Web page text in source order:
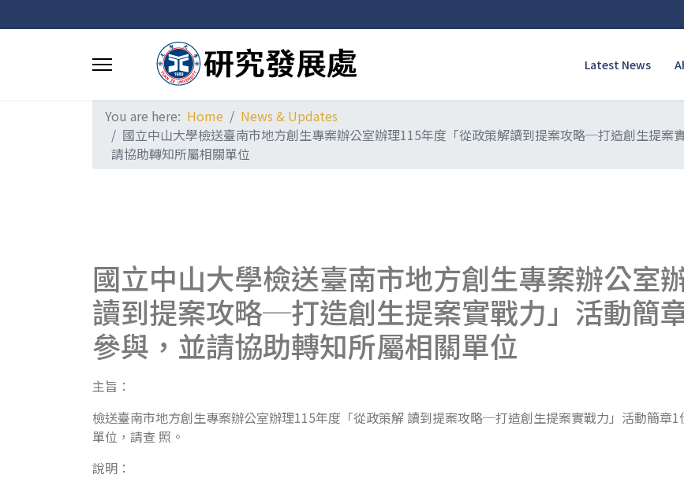
Latest News
You are here: Home
News & Updates
國立中山大學檢送臺南市地方創生專案辦公室辦理115年度「從政策解讀到提案攻略─打造創生提案
請協助轉知所屬相關單位
國立中山大學檢送臺南市地方創生專案辦公室
讀到提案攻略─打造創生提案實戰力」活動簡
參與，並請協助轉知所屬相關單位
主旨：
檢送臺南市地方創生專案辦公室辦理115年度「從政策解 讀到提案攻略─打造創生提案實戰力」活動簡章
單位，請查 照。
說明：